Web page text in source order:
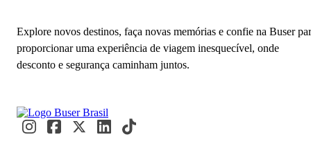
Explore novos destinos, faça novas memórias e confie na Buser
proporcionar uma experiência de viagem inesquecível, onde
desconto e segurança caminham juntos.